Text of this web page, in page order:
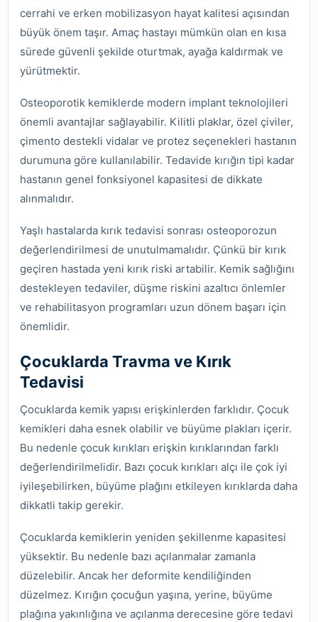
cerrahi ve erken mobilizasyon hayat kalitesi açısından
büyük önem taşır. Amaç hastayı mümkün olan en kısa
sürede güvenli şekilde oturtmak, ayağa kaldırmak ve
yürütmektir.
Osteoporotik kemiklerde modern implant teknolojileri
önemli avantajlar sağlayabilir. Kilitli plaklar, özel çiviler,
çimento destekli vidalar ve protez seçenekleri hastanın
durumuna göre kullanılabilir. Tedavide kırığın tipi kadar
hastanın genel fonksiyonel kapasitesi de dikkate
alınmalıdır.
Yaşlı hastalarda kırık tedavisi sonrası osteoporozun
değerlendirilmesi de unutulmamalıdır. Çünkü bir kırık
geçiren hastada yeni kırık riski artabilir. Kemik sağlığını
destekleyen tedaviler, düşme riskini azaltıcı önlemler
ve rehabilitasyon programları uzun dönem başarı için
önemlidir.
Çocuklarda Travma ve Kırık
Tedavisi
Çocuklarda kemik yapısı erişkinlerden farklıdır. Çocuk
kemikleri daha esnek olabilir ve büyüme plakları içerir.
Bu nedenle çocuk kırıkları erişkin kırıklarından farklı
değerlendirilmelidir. Bazı çocuk kırıkları alçı ile çok iyi
iyileşebilirken, büyüme plağını etkileyen kırıklarda daha
dikkatli takip gerekir.
Çocuklarda kemiklerin yeniden şekillenme kapasitesi
yüksektir. Bu nedenle bazı açılanmalar zamanla
düzelebilir. Ancak her deformite kendiliğinden
düzelmez. Kırığın çocuğun yaşına, yerine, büyüme
plağına yakınlığına ve açılanma derecesine göre tedavi